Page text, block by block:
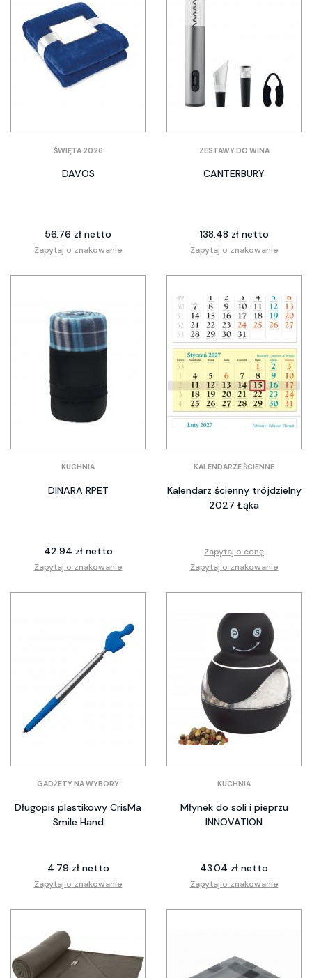
ŚWIĘTA 2026
DAVOS
56.76 zł netto
Zapytaj o znakowanie
ZESTAWY DO WINA
CANTERBURY
138.48 zł netto
Zapytaj o znakowanie
KUCHNIA
DINARA RPET
42.94 zł netto
Zapytaj o znakowanie
KALENDARZE ŚCIENNE
Kalendarz ścienny trójdzielny
2027 Łąka
Zapytaj o cenę
Zapytaj o znakowanie
GADŻETY NA WYBORY
Długopis plastikowy CrisMa
Smile Hand
4.79 zł netto
Zapytaj o znakowanie
KUCHNIA
Młynek do soli i pieprzu
INNOVATION
43.04 zł netto
Zapytaj o znakowanie